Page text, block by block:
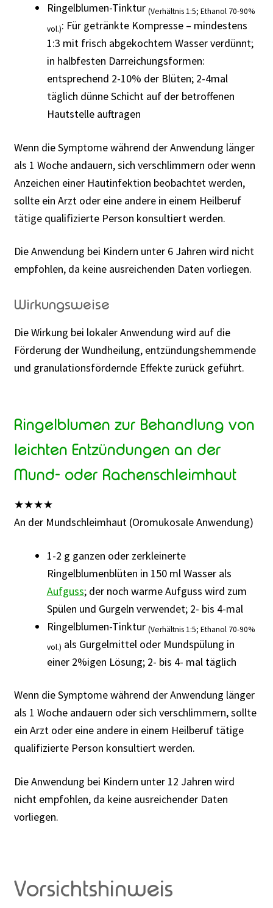
Ringelblumen-Tinktur (Verhältnis 1:5; Ethanol 70-90%
vol.): Für getränkte Kompresse – mindestens
1:3 mit frisch abgekochtem Wasser verdünnt;
in halbfesten Darreichungsformen:
entsprechend 2-10% der Blüten; 2-4mal
täglich dünne Schicht auf der betroffenen
Hautstelle auftragen
Wenn die Symptome während der Anwendung länger
als 1 Woche andauern, sich verschlimmern oder wenn
Anzeichen einer Hautinfektion beobachtet werden,
sollte ein Arzt oder eine andere in einem Heilberuf
tätige qualifizierte Person konsultiert werden.
Die Anwendung bei Kindern unter 6 Jahren wird nicht
empfohlen, da keine ausreichenden Daten vorliegen.
Wirkungsweise
Die Wirkung bei lokaler Anwendung wird auf die
Förderung der Wundheilung, entzündungshemmende
und granulationsfördernde Effekte zurück geführt.
Ringelblumen zur Behandlung von
leichten Entzündungen an der
Mund- oder Rachenschleimhaut
★★★★
An der Mundschleimhaut (Oromukosale Anwendung)
1-2 g ganzen oder zerkleinerte
Ringelblumenblüten in 150 ml Wasser als
Aufguss; der noch warme Aufguss wird zum
Spülen und Gurgeln verwendet; 2- bis 4-mal
Ringelblumen-Tinktur (Verhältnis 1:5; Ethanol 70-90%
vol.) als Gurgelmittel oder Mundspülung in
einer 2%igen Lösung; 2- bis 4- mal täglich
Wenn die Symptome während der Anwendung länger
als 1 Woche andauern oder sich verschlimmern, sollte
ein Arzt oder eine andere in einem Heilberuf tätige
qualifizierte Person konsultiert werden.
Die Anwendung bei Kindern unter 12 Jahren wird
nicht empfohlen, da keine ausreichender Daten
vorliegen.
Vorsichtshinweis